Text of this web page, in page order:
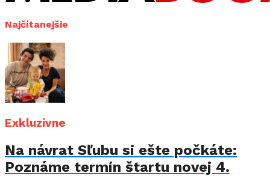
Najčítanejšie
Exkluzívne
Na návrat Sľubu si ešte počkáte:
Poznáme termín štartu novej 4.